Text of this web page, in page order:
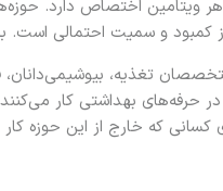
ویتامین اختصاص دارد.
کمبود و سمیت احتمالی
تغذیه،
در حرفه‌های بهداشتی کار
کسانی که خارج از این حوزه